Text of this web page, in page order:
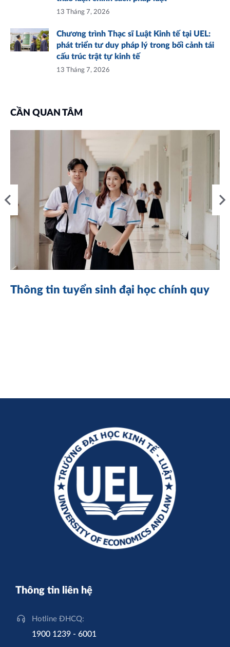
13 Tháng 7, 2026
Chương trình Thạc sĩ Luật Kinh tế tại UEL:
phát triển tư duy pháp lý trong bối cảnh tái
cấu trúc trật tự kinh tế
13 Tháng 7, 2026
CẦN QUAN TÂM
Thông tin tuyển sinh đại học chính quy
Thông tin liên hệ
Hotline ĐHCQ:
1900 1239 - 6001